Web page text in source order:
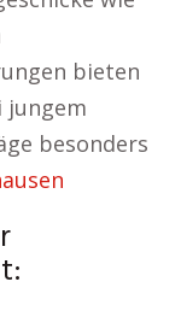
bieten
jungem
besonders